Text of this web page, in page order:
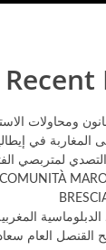
Recent
ومحاولات
المغاربة في
لمتربصي
الدبلوماسية
القنصل العام